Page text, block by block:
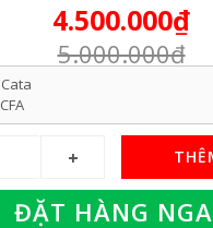
4.500.000₫
5.000.000₫
Cata
CFA
ĐẶT HÀNG